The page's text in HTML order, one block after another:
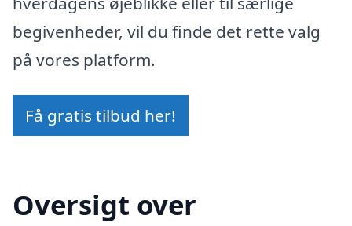
begivenheder, vil du finde det rette valg
på vores platform.
Få gratis tilbud her!
Oversigt over